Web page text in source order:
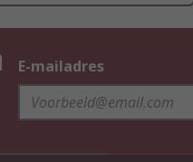
E-mailadres